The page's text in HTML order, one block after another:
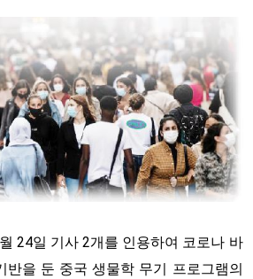
24일 기사 2개를 인용하여 코로나 바
을 둔 중국 생물학 무기 프로그램의